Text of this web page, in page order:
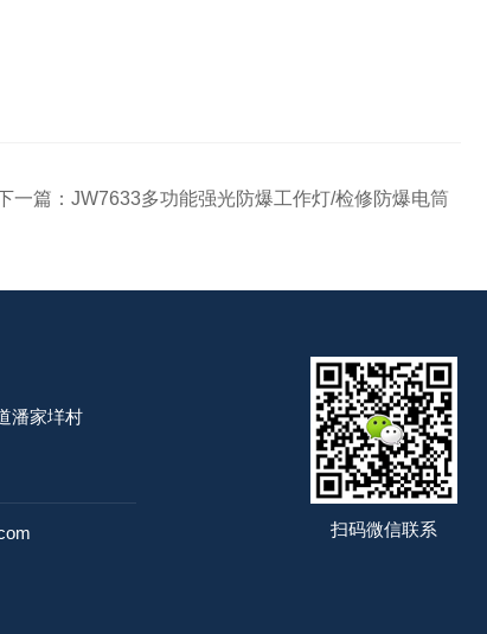
一篇： JW7633多功能强光防爆工作灯/检修防爆电筒
潘家垟村
扫码微信联系